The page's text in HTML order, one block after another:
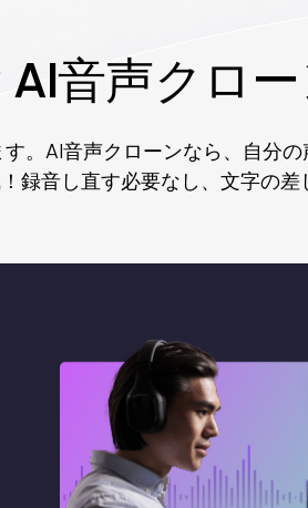
音声クロ
。AI音声クローンなら、自分
録音し直す必要なし、文字の